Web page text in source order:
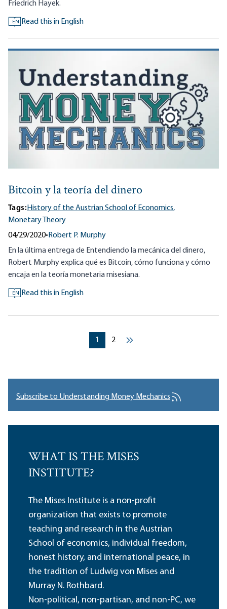
Friedrich Hayek.
EN Read this in English
Bitcoin y la teoría del dinero
Tags:History of the Austrian School of Economics,
Monetary Theory
04/29/2020•Robert P. Murphy
En la última entrega de Entendiendo la mecánica del dinero,
Robert Murphy explica qué es Bitcoin, cómo funciona y cómo
encaja en la teoría monetaria misesiana.
EN Read this in English
Pagination
Current page
1 Current page
2
››
Subscribe to Understanding Money Mechanics
WHAT IS THE MISES
INSTITUTE?
The Mises Institute is a non-profit
organization that exists to promote
teaching and research in the Austrian
School of economics, individual freedom,
honest history, and international peace, in
the tradition of Ludwig von Mises and
Murray N. Rothbard.
Non-political, non-partisan, and non-PC, we